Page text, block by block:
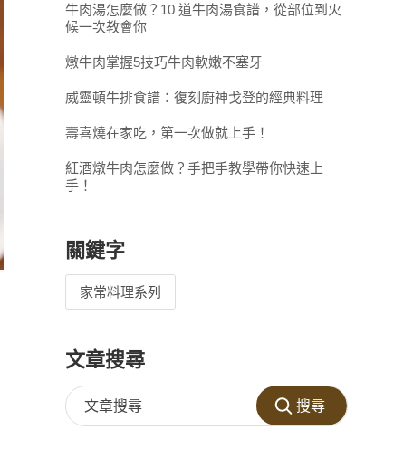
牛肉湯怎麼做？10 道牛肉湯食譜，從部位到火
候一次教會你
燉牛肉掌握5技巧牛肉軟嫩不塞牙
威靈頓牛排食譜：復刻廚神戈登的經典料理
壽喜燒在家吃，第一次做就上手！
紅酒燉牛肉怎麼做？手把手教學帶你快速上
手！
關鍵字
家常料理系列
文章搜尋
搜尋